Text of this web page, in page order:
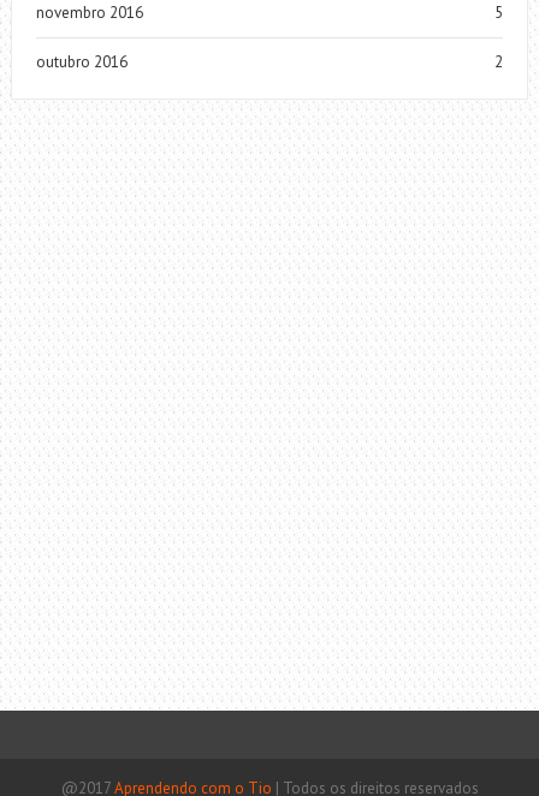
novembro 2016 5
outubro 2016 2
@2017Aprendendo com o Tio | Todos os direitos reservados